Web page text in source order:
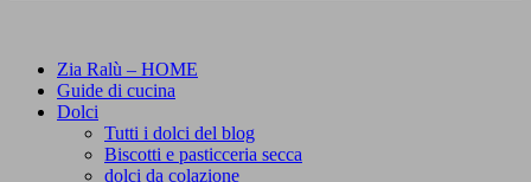
Zia Ralù – HOME
Guide di cucina
Dolci
Tutti i dolci del blog
Biscotti e pasticceria secca
dolci da colazione